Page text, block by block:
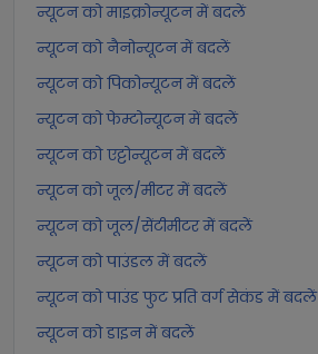
न्यूटन को माइक्रोन्यूटन में बदलें
न्यूटन को नैनोन्यूटन में बदलें
न्यूटन को पिकोन्यूटन में बदलें
न्यूटन को फेम्टोन्यूटन में बदलें
न्यूटन को एट्टोन्यूटन में बदलें
न्यूटन को जूल/मीटर में बदलें
न्यूटन को जूल/सेंटीमीटर में बदलें
न्यूटन को पाउंडल में बदलें
न्यूटन को पाउंड फुट प्रति वर्ग सेकंड में बदलें
न्यूटन को डाइन में बदलें